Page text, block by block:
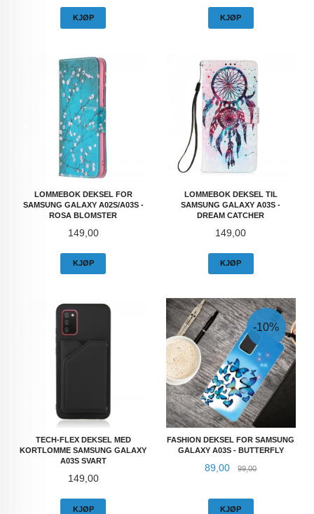
KJØP KJØP
LOMMEBOK DEKSEL FOR
SAMSUNG GALAXY A02S/A03S -
ROSA BLOMSTER
Pris
149,00
KJØP
LOMMEBOK DEKSEL TIL
SAMSUNG GALAXY A03S -
DREAM CATCHER
Pris
149,00
KJØP
TECH-FLEX DEKSEL MED
KORTLOMME SAMSUNG GALAXY
A03S SVART
Pris
149,00
KJØP
FASHION DEKSEL FOR SAMSUNG
GALAXY A03S - BUTTERFLY
Tilbud
89,00 99,00Rabatt
-10%
KJØP